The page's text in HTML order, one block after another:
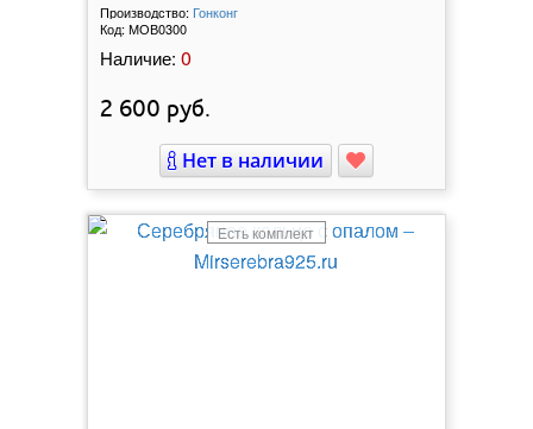
Производство: Гонконг
Код: МОВ0300
Наличие: 0
2 600 руб.
Нет в наличии
Есть комплект